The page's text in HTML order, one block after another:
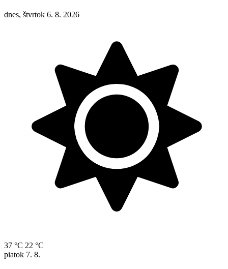
dnes, štvrtok 6. 8. 2026
37 °C 22 °C
piatok 7. 8.